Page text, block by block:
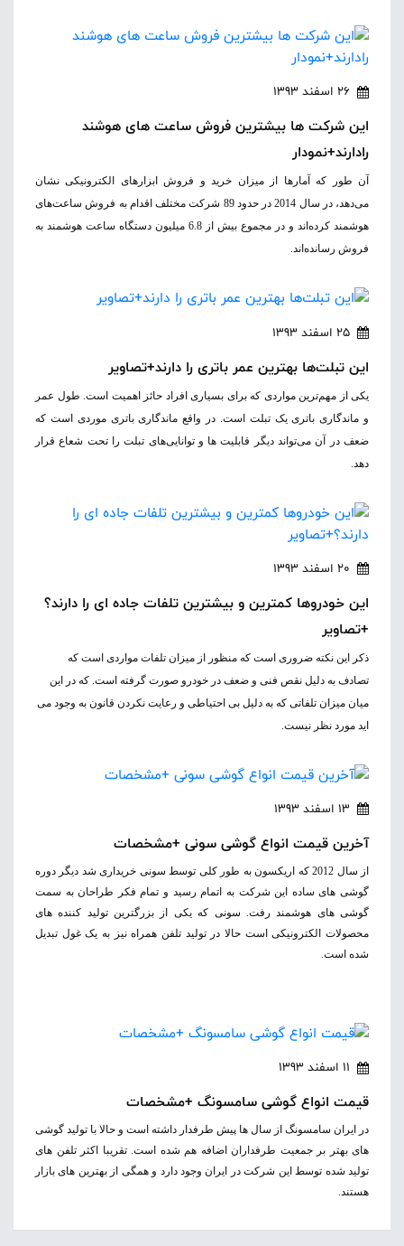
26 اسفند 1393
این شرکت ها بیشترین فروش ساعت های هوشند
رادارند+نمودار
آن طور که آمارها از میزان خرید و فروش ابزارهای الکترونیکی نشان
می‌دهد، در سال 2014 در حدود 89 شرکت مختلف اقدام به فروش ساعت‌های
هوشمند کرده‌اند و در مجموع بیش از 6.8 میلیون دستگاه ساعت هوشمند به
فروش رسانده‌اند.
25 اسفند 1393
این تبلت‌ها بهترین عمر باتری را دارند+تصاویر
یکی از مهم‌ترین مواردی که برای بسیاری افراد حائز اهمیت است. طول عمر
و ماندگاری باتری یک تبلت است. در واقع ماندگاری باتری موردی است که
ضعف در آن می‌تواند دیگر قابلیت ها و توانایی‌های تبلت را تحت شعاع قرار
دهد.
20 اسفند 1393
این خودروها کمترین و بیشترین تلفات جاده ای را دارند؟
+تصاویر
ذکر این نکته ضروری است که منظور از میزان تلفات مواردی است که
تصادف به دلیل نقص فنی و ضعف در خودرو صورت گرفته است. که در این
میان میزان تلفاتی که به دلیل بی احتیاطی و رعایت نکردن قانون به وجود می
اید مورد نظر نیست.
13 اسفند 1393
آخرین قیمت انواع گوشی سونی +مشخصات
از سال 2012 که اریکسون به طور کلی توسط سونی خریداری شد دیگر دوره
گوشی های ساده این شرکت به اتمام رسید و تمام فکر طراحان به سمت
گوشی های هوشمند رفت. سونی که یکی از بزرگترین تولید کننده های
محصولات الکترونیکی است حالا در تولید تلفن همراه نیز به یک غول تبدیل
شده است.
11 اسفند 1393
قیمت‌ انواع‌ گوشی‌‌ سامسونگ +مشخصات
در ایران سامسونگ از سال ها پیش طرفدار داشته است و حالا با تولید گوشی
های بهتر بر جمعیت طرفداران اضافه هم شده است. تقریبا اکثر تلفن های
تولید شده توسط این شرکت در ایران وجود دارد و همگی از بهترین های بازار
هستند.